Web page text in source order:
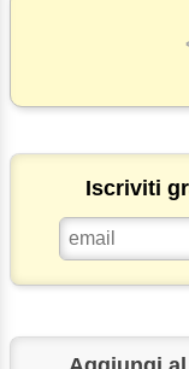
Iscriviti